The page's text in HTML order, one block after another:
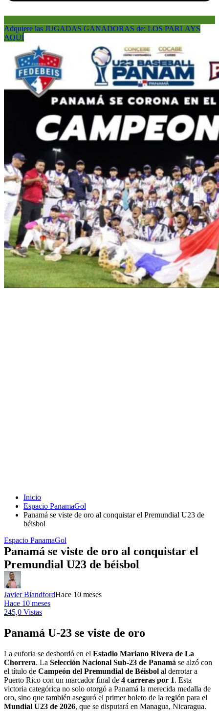
Adquiere las JUGADAS GANADORAS de: LOS PARLAYS
AQUÍ
Inicio
Espacio PanamaGol
Panamá se viste de oro al conquistar el Premundial U23 de
béisbol
Espacio PanamaGol
Panamá se viste de oro al conquistar el
Premundial U23 de béisbol
Javier BlandfordHace 10 meses
Hace 10 meses
245,0 Vistas
Panamá U-23 se viste de oro
La euforia se desbordó en el Estadio Mariano Rivera de La
Chorrera. La Selección Nacional Sub-23 de Panamá se alzó con
el título de Campeón del Premundial de Béisbol al derrotar a
Puerto Rico con un marcador final de 4 carreras por 1. Esta
victoria categórica no solo otorgó a Panamá la merecida medalla de
oro, sino que también aseguró el primer boleto de la región para el
Mundial U23 de 2026, que se disputará en Managua, Nicaragua.